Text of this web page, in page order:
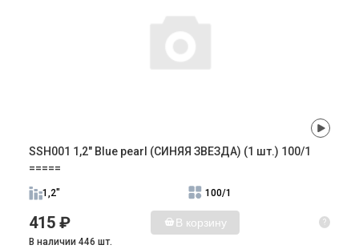
SSH001 1,2" Blue pearl (СИНЯЯ ЗВЕЗДА) (1 шт.) 100/1
=====
1,2" 100/1
415 ₽ В корзину ?
В наличии 446 шт.